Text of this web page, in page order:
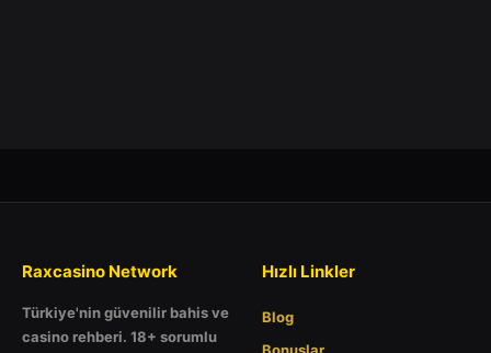
Raxcasino Network
Türkiye'nin güvenilir bahis ve
casino rehberi. 18+ sorumlu
Hızlı Linkler
Blog